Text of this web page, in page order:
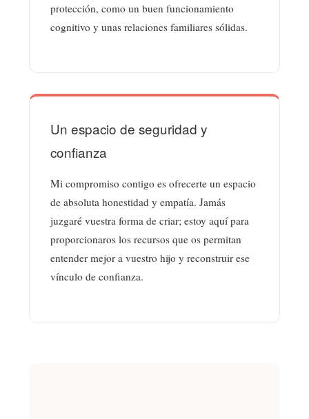
protección, como un buen funcionamiento
cognitivo y unas relaciones familiares sólidas.
Un espacio de seguridad y
confianza
Mi compromiso contigo es ofrecerte un espacio
de absoluta honestidad y empatía. Jamás
juzgaré vuestra forma de criar; estoy aquí para
proporcionaros los recursos que os permitan
entender mejor a vuestro hijo y reconstruir ese
vínculo de confianza.